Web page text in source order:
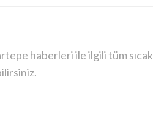
haberleri ile ilgili tüm sıcak